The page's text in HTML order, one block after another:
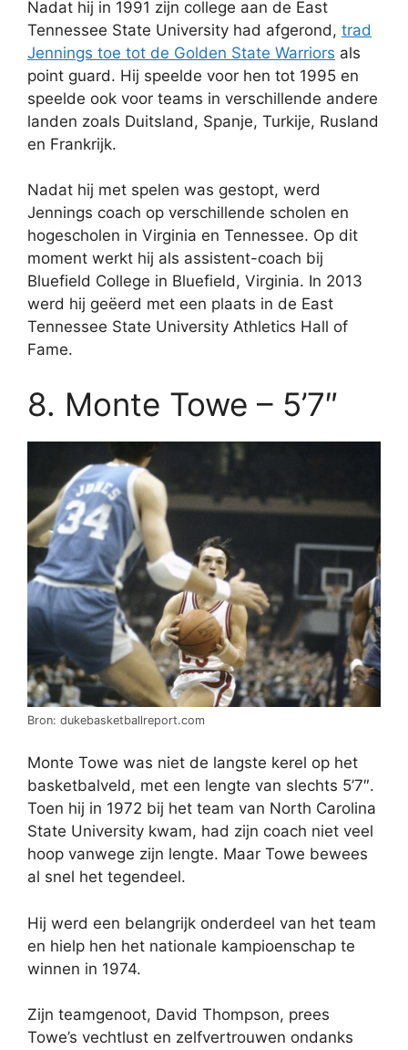
Nadat hij in 1991 zijn college aan de East
Tennessee State University had afgerond, trad
Jennings toe tot de Golden State Warriors als
point guard. Hij speelde voor hen tot 1995 en
speelde ook voor teams in verschillende andere
landen zoals Duitsland, Spanje, Turkije, Rusland
en Frankrijk.
Nadat hij met spelen was gestopt, werd
Jennings coach op verschillende scholen en
hogescholen in Virginia en Tennessee. Op dit
moment werkt hij als assistent-coach bij
Bluefield College in Bluefield, Virginia. In 2013
werd hij geëerd met een plaats in de East
Tennessee State University Athletics Hall of
Fame.
8. Monte Towe – 5’7″
Bron: dukebasketballreport.com
Monte Towe was niet de langste kerel op het
basketbalveld, met een lengte van slechts 5’7″.
Toen hij in 1972 bij het team van North Carolina
State University kwam, had zijn coach niet veel
hoop vanwege zijn lengte. Maar Towe bewees
al snel het tegendeel.
Hij werd een belangrijk onderdeel van het team
en hielp hen het nationale kampioenschap te
winnen in 1974.
Zijn teamgenoot, David Thompson, prees
Towe’s vechtlust en zelfvertrouwen ondanks